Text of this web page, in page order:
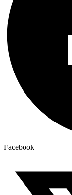
Facebook